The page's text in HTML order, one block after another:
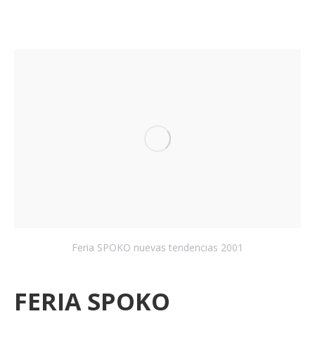
Feria SPOKO nuevas tendencias 2001
FERIA SPOKO